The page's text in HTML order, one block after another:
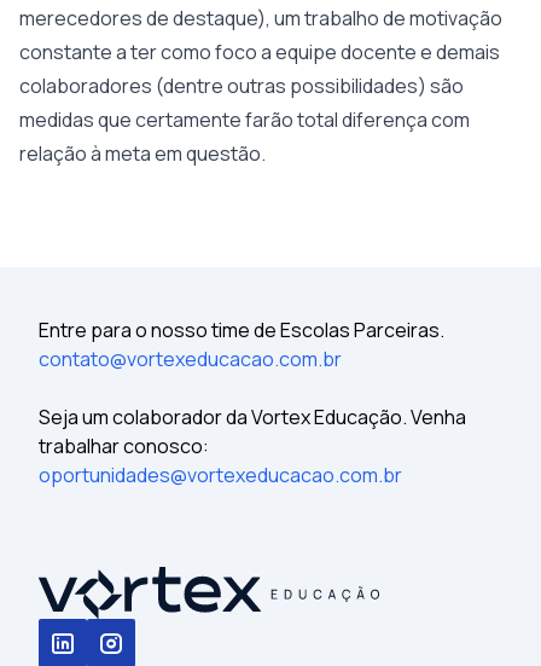
merecedores de destaque), um trabalho de motivação
constante a ter como foco a equipe docente e demais
colaboradores (dentre outras possibilidades) são
medidas que certamente farão total diferença com
relação à meta em questão.
Entre para o nosso time de Escolas Parceiras.
contato@vortexeducacao.com.br
Seja um colaborador da Vortex Educação. Venha
trabalhar conosco:
oportunidades@vortexeducacao.com.br